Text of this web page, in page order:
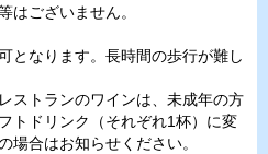
はございません。
となります。長時間の歩行が難し
ストランのワインは、未成年の方
トドリンク（それぞれ1杯）に変
場合はお知らせください。